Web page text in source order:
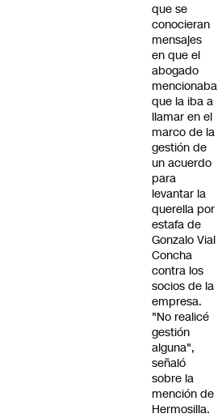
que se
conocieran
mensajes
en que el
abogado
mencionaba
que la iba a
llamar en el
marco de la
gestión de
un acuerdo
para
levantar la
querella por
estafa de
Gonzalo Vial
Concha
contra los
socios de la
empresa.
"No realicé
gestión
alguna",
señaló
sobre la
mención de
Hermosilla.